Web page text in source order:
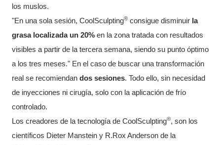
los muslos.
"En una sola sesión, CoolSculpting® consigue disminuir la
grasa localizada un 20% en la zona tratada con resultados
visibles a partir de la tercera semana, siendo su punto óptimo
a los tres meses." En el caso de buscar una transformación
real se recomiendan dos sesiones. Todo ello, sin necesidad
de inyecciones ni cirugía, solo con la aplicación de frío
controlado.
Los creadores de la tecnología de CoolSculpting®, son los
científicos Dieter Manstein y R.Rox Anderson de la